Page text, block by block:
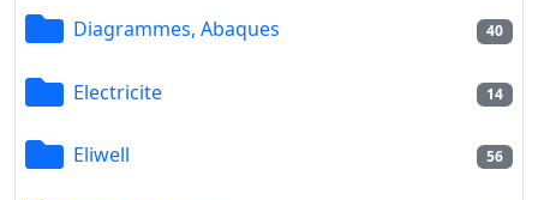
Diagrammes, Abaques 40
Electricite 14
Eliwell 56